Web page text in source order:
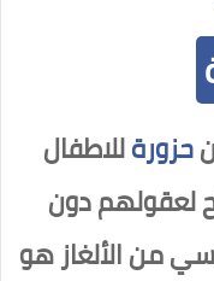
حزورةللاطفال
لعقولهم دون
من الألغاز هو